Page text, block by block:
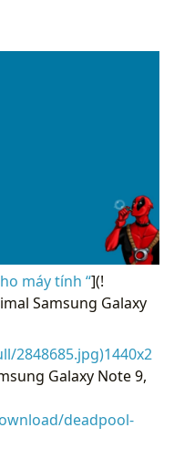
máy tính “](!
Samsung Galaxy
2848685.jpg)1440x2
Galaxy Note 9,
deadpool-